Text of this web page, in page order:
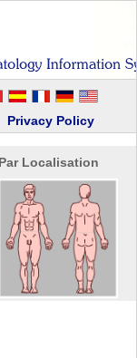
Privacy Policy
Par Localisation